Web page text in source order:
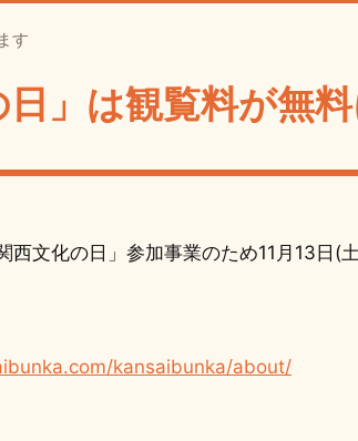
す
日」は観覧料が無
文化の日」参加事業のため11月13日(
kansaibunka/about/